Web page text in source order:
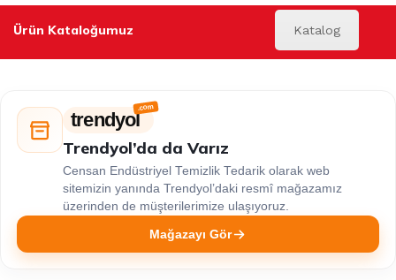
Ürün Kataloğumuz Katalog
trendyol
Trendyol’da da Varız
Censan Endüstriyel Temizlik Tedarik olarak web
sitemizin yanında Trendyol’daki resmî mağazamız
üzerinden de müşterilerimize ulaşıyoruz.
Mağazayı Gör